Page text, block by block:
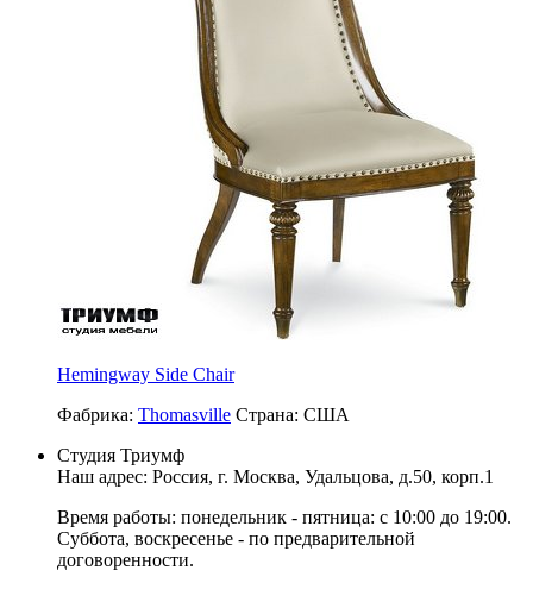
Hemingway Side Chair
Фабрика: Thomasville Страна: США
Студия Триумф
Наш адрес: Россия, г. Москва, Удальцова, д.50, корп.1
Время работы: понедельник - пятница: с 10:00 до 19:00.
Суббота, воскресенье - по предварительной
договоренности.